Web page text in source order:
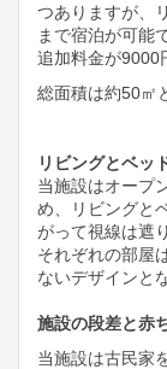
つありますが、
まで宿泊が可能
追加料金が9000
総面積は約50㎡
リビングとベッ
当施設はオープ
め、リビングと
がって視線は遮
それぞれの部屋
ないデザインと
施設の段差と赤
当施設は古民家